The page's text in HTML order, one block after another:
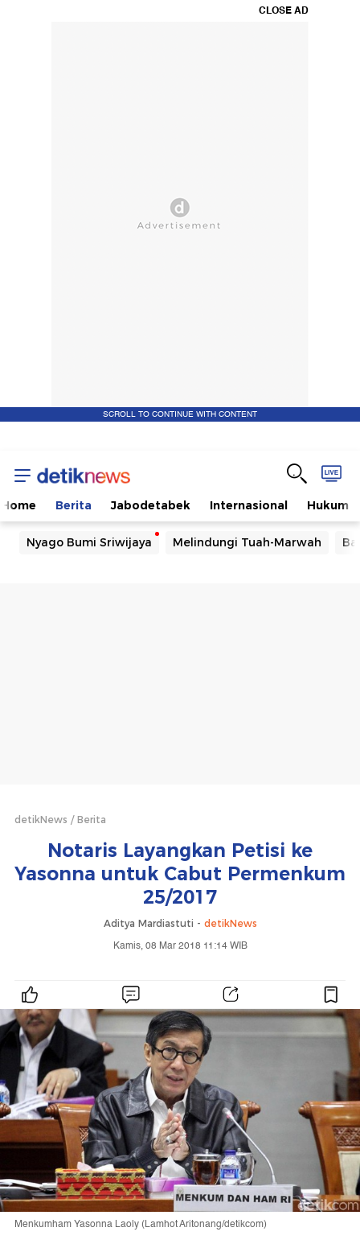
CLOSE AD
SCROLL TO CONTINUE WITH CONTENT
Home Berita Jabodetabek Internasional Hukum
Nyago Bumi Sriwijaya Melindungi Tuah-Marwah
detikNews Berita
Notaris Layangkan Petisi ke
Yasonna untuk Cabut Permenkum
25/2017
Aditya Mardiastuti - detikNews
Kamis, 08 Mar 2018 11:14 WIB
Menkumham Yasonna Laoly (Lamhot Aritonang/detikcom)